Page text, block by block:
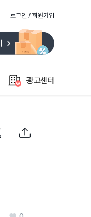
로그인 / 회원가입
광고센터